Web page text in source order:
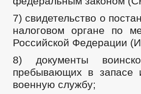
7) свидетельство о
налоговом органе по
Российской Федерации
8) документы
пребывающих в запасе
военную службу;